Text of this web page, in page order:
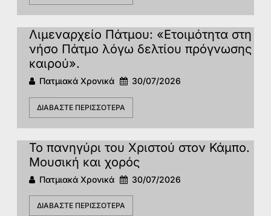
Λιμεναρχείο Πάτμου: «Ετοιμότητα στη
νήσο Πάτμο λόγω δελτίου πρόγνωσης
καιρού».
Πατμιακά Χρονικά 30/07/2026
ΔΙΑΒΆΣΤΕ ΠΕΡΙΣΣΌΤΕΡΑ
Το πανηγύρι του Χριστού στον Κάμπο.
Μουσική και χορός
Πατμιακά Χρονικά 30/07/2026
ΔΙΑΒΆΣΤΕ ΠΕΡΙΣΣΌΤΕΡΑ